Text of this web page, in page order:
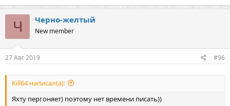
Ч Черно-желтый
New member
27 Авг 2019 #96
Kill64 написал(а):
Яхту пергоняет) поэтому нет времени писать))